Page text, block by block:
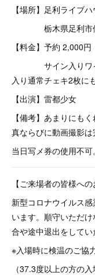
【場所】足利ライブ
栃木県足利市借
【料金】予約 2,000円
サイン入りワイド
入り通常チェキ2枚に
【出演】雷都少女
【備考】あまりにも
真ならびに動画撮影は
当日写メ券の使用不可。
【ご来場者の皆様への
新型コロナウイルス
います。順守いただ
合や途中退出をしてい
※入場時に検温のご協
（37.3度以上の方の